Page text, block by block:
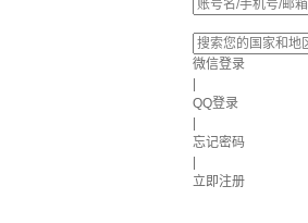
微信登录
QQ登录
忘记密码
立即注册